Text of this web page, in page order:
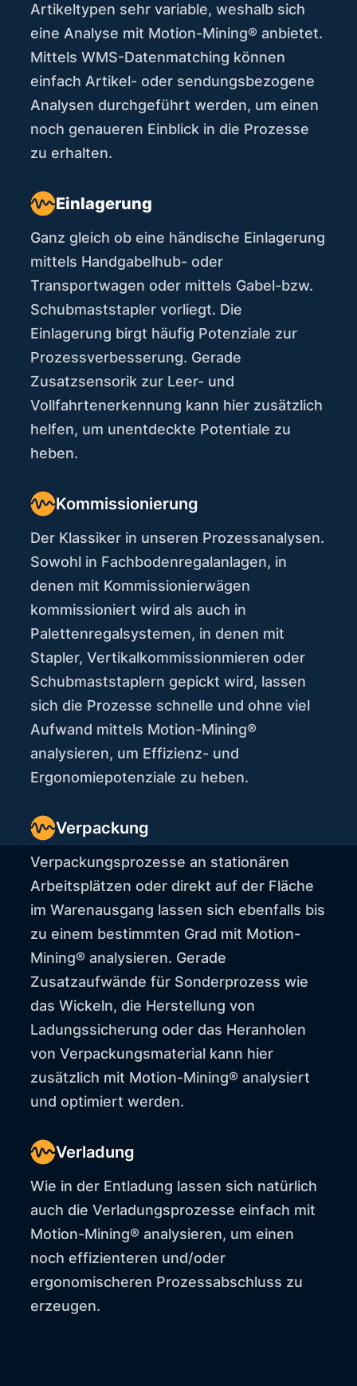
Artikeltypen sehr variable, weshalb sich
eine Analyse mit Motion-Mining® anbietet.
Mittels WMS-Datenmatching können
einfach Artikel- oder sendungsbezogene
Analysen durchgeführt werden, um einen
noch genaueren Einblick in die Prozesse
zu erhalten.
Einlagerung
Ganz gleich ob eine händische Einlagerung
mittels Handgabelhub- oder
Transportwagen oder mittels Gabel-bzw.
Schubmaststapler vorliegt. Die
Einlagerung birgt häufig Potenziale zur
Prozessverbesserung. Gerade
Zusatzsensorik zur Leer- und
Vollfahrtenerkennung kann hier zusätzlich
helfen, um unentdeckte Potentiale zu
heben.
Kommissionierung
Der Klassiker in unseren Prozessanalysen.
Sowohl in Fachbodenregalanlagen, in
denen mit Kommissionierwägen
kommissioniert wird als auch in
Palettenregalsystemen, in denen mit
Stapler, Vertikalkommissionmieren oder
Schubmaststaplern gepickt wird, lassen
sich die Prozesse schnelle und ohne viel
Aufwand mittels Motion-Mining®
analysieren, um Effizienz- und
Ergonomiepotenziale zu heben.
Verpackung
Verpackungsprozesse an stationären
Arbeitsplätzen oder direkt auf der Fläche
im Warenausgang lassen sich ebenfalls bis
zu einem bestimmten Grad mit Motion-
Mining® analysieren. Gerade
Zusatzaufwände für Sonderprozess wie
das Wickeln, die Herstellung von
Ladungssicherung oder das Heranholen
von Verpackungsmaterial kann hier
zusätzlich mit Motion-Mining® analysiert
und optimiert werden.
Verladung
Wie in der Entladung lassen sich natürlich
auch die Verladungsprozesse einfach mit
Motion-Mining® analysieren, um einen
noch effizienteren und/oder
ergonomischeren Prozessabschluss zu
erzeugen.